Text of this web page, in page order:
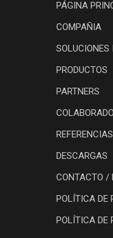
PÁGINA
COMPAÑIA
SOLUCIONES
PRODUCTOS
PARTNERS
REFERENCIAS
DESCARGAS
CONTACTO /
POLÍTICA DE
POLÍTICA DE